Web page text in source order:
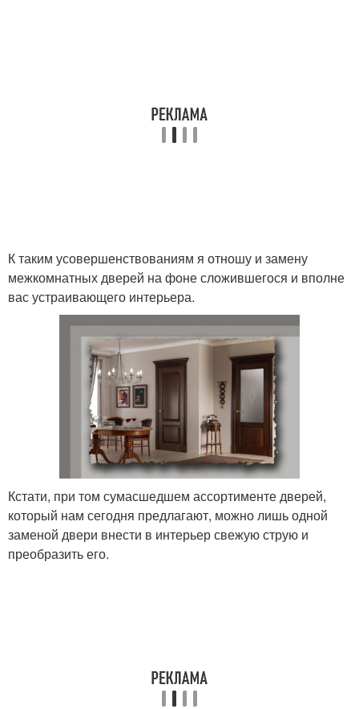
К таким усовершенствованиям я отношу и замену
межкомнатных дверей на фоне сложившегося и вполне
вас устраивающего интерьера.
Кстати, при том сумасшедшем ассортименте дверей,
который нам сегодня предлагают, можно лишь одной
заменой двери внести в интерьер свежую струю и
преобразить его.